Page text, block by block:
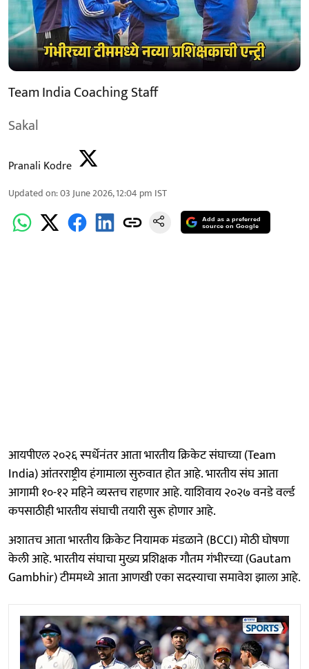
Team India Coaching Staff
Sakal
Pranali Kodre
Updated on:03 June 2026, 12:04 pm IST
Add as a preferred
source on Google
आयपीएल २०२६ स्पर्धेनंतर आता भारतीय क्रिकेट संघाच्या (Team
India) आंतरराष्ट्रीय हंगामाला सुरुवात होत आहे. भारतीय संघ आता
आगामी १०-१२ महिने व्यस्तच राहणार आहे. याशिवाय २०२७ वनडे वर्ल्ड
कपसाठीही भारतीय संघाची तयारी सुरू होणार आहे.
अशातच आता भारतीय क्रिकेट नियामक मंडळाने (BCCI) मोठी घोषणा
केली आहे. भारतीय संघाचा मुख्य प्रशिक्षक गौतम गंभीरच्या (Gautam
Gambhir) टीममध्ये आता आणखी एका सदस्याचा समावेश झाला आहे.